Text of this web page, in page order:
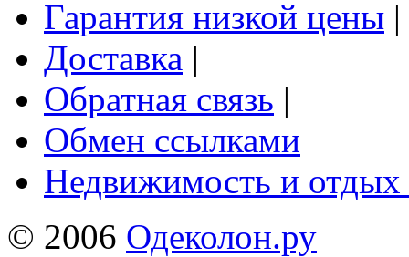
Гарантия низкой цены |
Доставка |
Обратная связь |
Обмен ссылками
Недвижимость и
© 2006 Одеколон.ру